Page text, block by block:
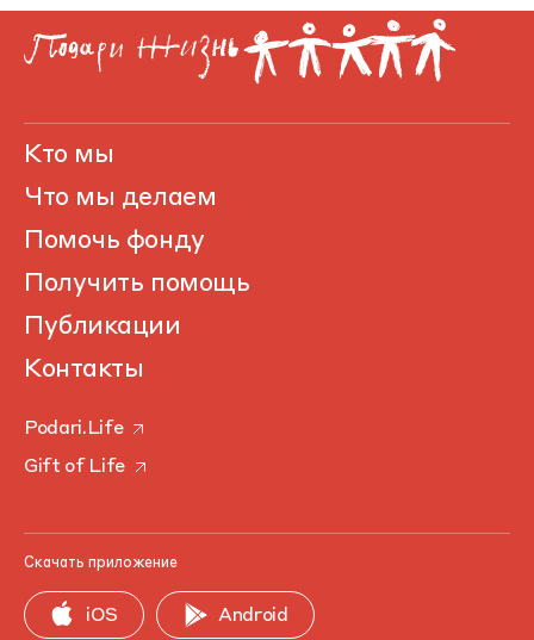
Кто мы
Что мы делаем
Помочь фонду
Получить помощь
Публикации
Контакты
Podari.Life
Gift of Life
Скачать приложение
iOS Android